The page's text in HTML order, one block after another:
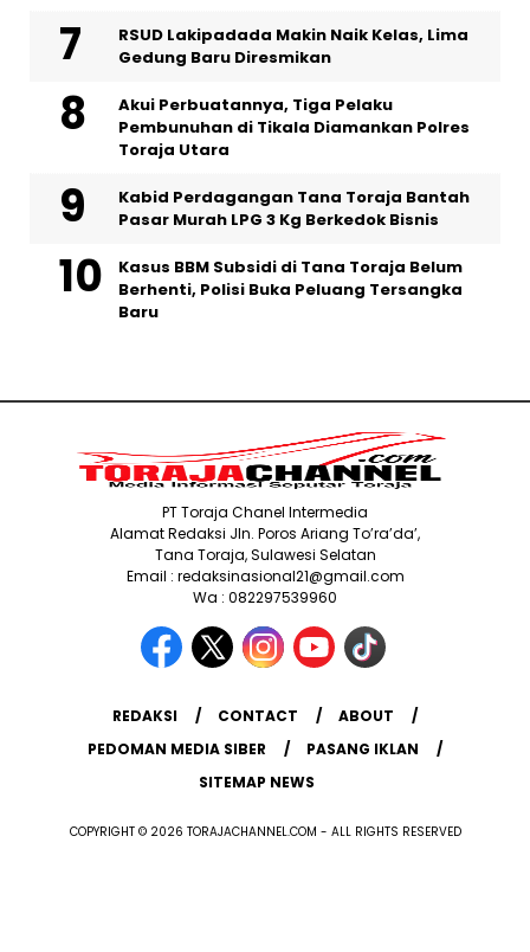
RSUD Lakipadada Makin Naik Kelas, Lima
Gedung Baru Diresmikan
Akui Perbuatannya, Tiga Pelaku
Pembunuhan di Tikala Diamankan Polres
Toraja Utara
Kabid Perdagangan Tana Toraja Bantah
Pasar Murah LPG 3 Kg Berkedok Bisnis
Kasus BBM Subsidi di Tana Toraja Belum
Berhenti, Polisi Buka Peluang Tersangka
Baru
PT Toraja Chanel Intermedia
Alamat Redaksi Jln. Poros Ariang To’ra’da’,
Tana Toraja, Sulawesi Selatan
Email : redaksinasional21@gmail.com
Wa : 082297539960
REDAKSI CONTACT
ABOUT
PEDOMAN MEDIA SIBER
PASANG IKLAN
SITEMAP NEWS
COPYRIGHT © 2026 TORAJACHANNEL.COM - ALL RIGHTS RESERVED